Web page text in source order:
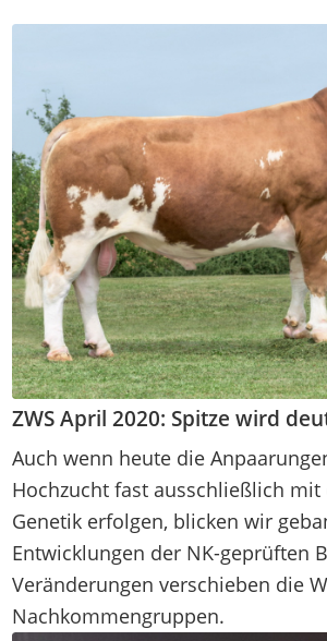
ZWS April 2020: Spitze wird
Auch wenn heute die
Hochzucht fast ausschließlich
Genetik erfolgen, blicken wir
Entwicklungen der NK-geprüften
Veränderungen verschieben die
Nachkommengruppen.